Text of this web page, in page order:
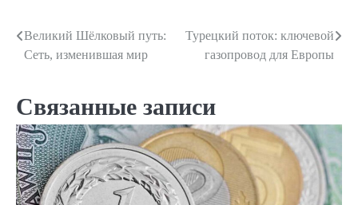
Навигация
записям
Великий Шёлковый путь:
Сеть, изменившая мир
Турецкий поток: ключевой
газопровод для Европы
Связанные записи